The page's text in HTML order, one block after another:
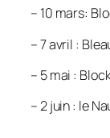
– 10 mars:
– 7 avril :
– 5 mai :
– 2 juin : le